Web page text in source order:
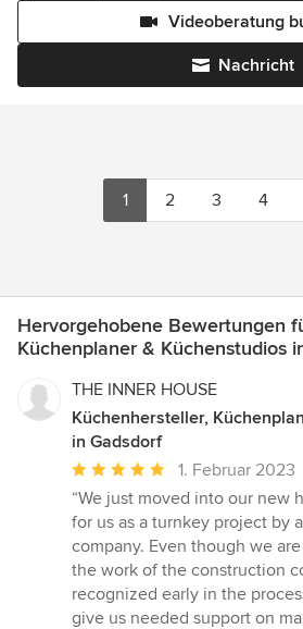
Nachricht
Videoberatung
1 2 3 4
Hervorgehobene Bewertungen
Küchenplaner & Küchenstudios
THE INNER HOUSE
Küchenhersteller,
in Gadsdorf
Durchschnittliche
Bewertung:
5
von
5
Sternen
1. Februar 2023
“We just moved into our new
for us as a turnkey project by
company. Even though we
the work of the construction
recognized early in the
give us needed support on